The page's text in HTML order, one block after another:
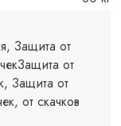
Защита от
от
Защита от
от скачков